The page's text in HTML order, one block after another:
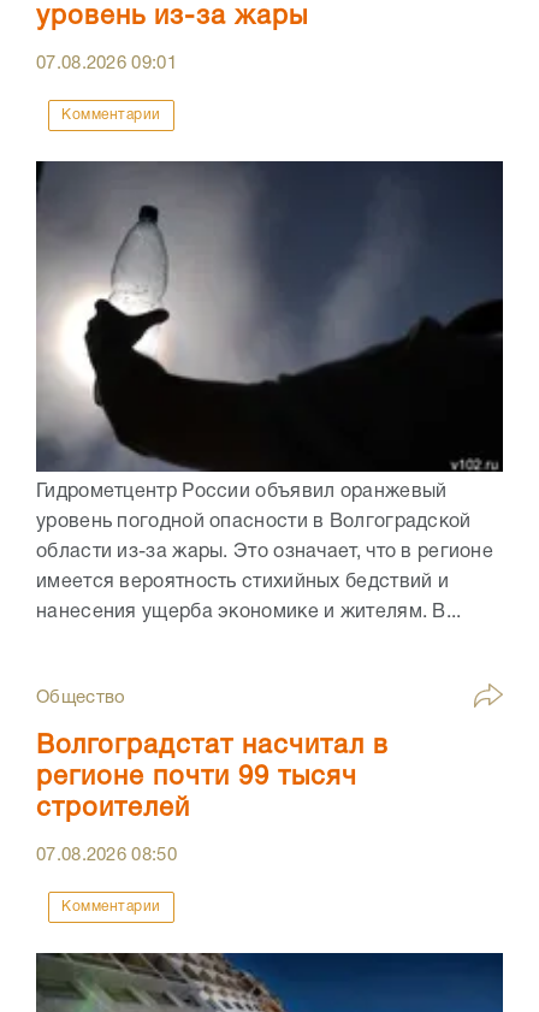
уровень из-за жары
07.08.202609:01
Комментарии
Гидрометцентр России объявил оранжевый
уровень погодной опасности в Волгоградской
области из-за жары. Это означает, что в регионе
имеется вероятность стихийных бедствий и
нанесения ущерба экономике и жителям. В...
Общество
Волгоградстат насчитал в
регионе почти 99 тысяч
строителей
07.08.202608:50
Комментарии